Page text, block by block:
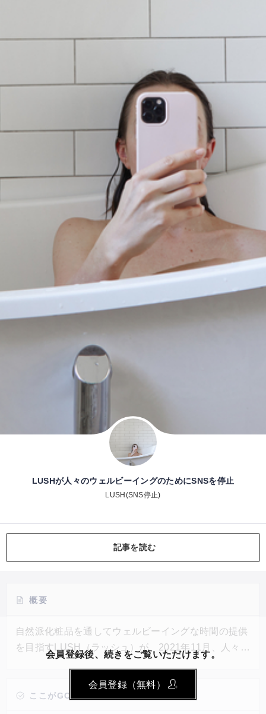
LUSHが人々のウェルビーイングのためにSNSを停止
LUSH(SNS停止)
記事を読む
概要
自然派化粧品を通してウェルビーイングな時間の提供
を目指すLUSH（ラッシュ）が、2021年11月、人々の
した。同社が更新をストップした理由は、元
Facebook社の従業員によって2021年10月に暴露され
ここがGOOD!
会員登録後、続きをご覧いただけます。
会員登録（無料）